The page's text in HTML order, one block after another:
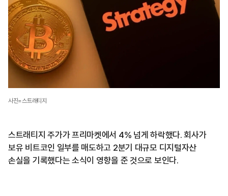
사진=스트래티지
스트래티지 주가가 프리마켓에서 4% 넘게 하락했다. 회사가
보유 비트코인 일부를 매도하고 2분기 대규모 디지털자산
손실을 기록했다는 소식이 영향을 준 것으로 보인다.